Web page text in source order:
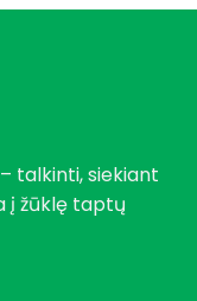
talkinti, siekiant
į žūklę taptų